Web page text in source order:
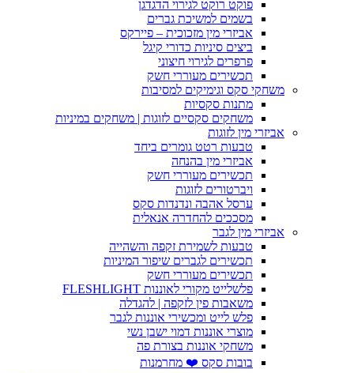
פוקט רוקט לגירוי הדגדגן
בשמים למשיכת גברים
אביזרי מין מזכוכית – פיירקס
ביצים סיניות כדורי קיגל
פרפרים לגירוי חיצוני
תכשירים מעוררי חשק
משחקי סקס וגימיקים למסיבות
מתנות סקסיות
משחקים סקסיים לזוגות | משחקים במיניות
אביזרי מין לזוגות
טבעות רטט גומרים ביחד
אביזרי מין בהנחה
תכשירים מעוררי חשק
ויברטורים לזוגות
ערסל אהבה ונדנדות סקס
מסככים להחדרה אנאלית
אביזרי מין לגבר
טבעות לשמירת זקפה והשהייה
תכשירים לגברים שיפור המיניות
תכשירים מעוררי חשק
פלשלייט מקורי לאוננות FLESHLIGHT
משאבות פין לזקפה | להגדלה
פלש לייט ומכשירי אוננות לגבר
מוצרי אוננות דמוי ישבן נשי
משחקי אוננות בצורת פה
בובות סקס ❤️ מחרמנות